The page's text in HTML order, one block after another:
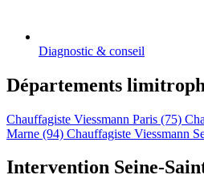
Diagnostic & conseil
Départements
Chauffagiste Viessmann Paris (75)
Marne (94) Chauffagiste Viessmann
Intervention Seine-